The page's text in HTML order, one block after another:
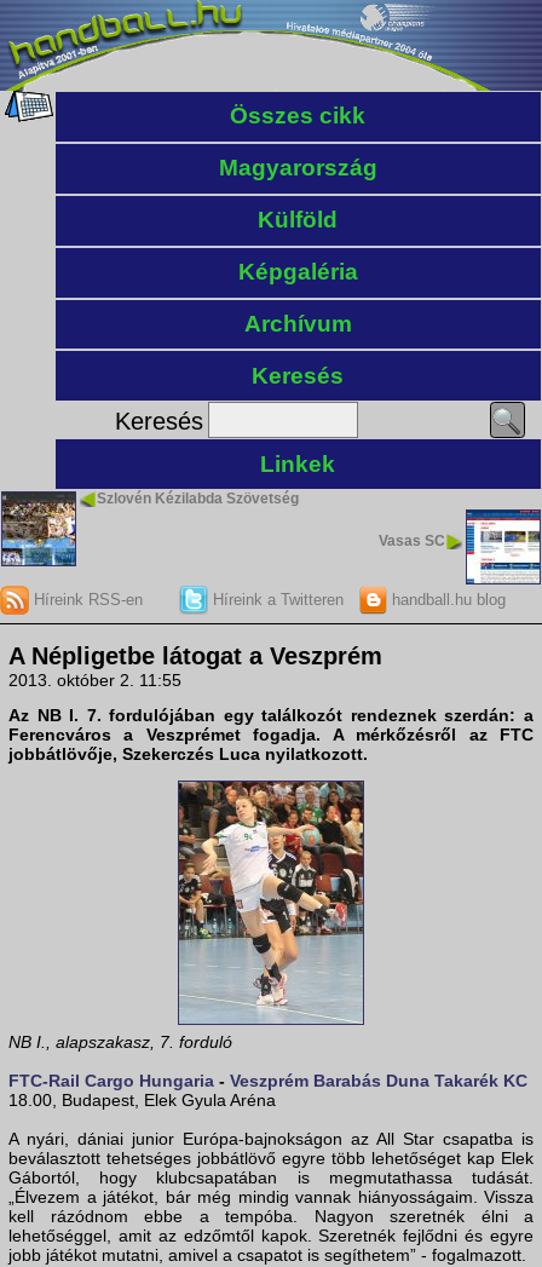
Összes cikk
Magyarország
Külföld
Képgaléria
Archívum
Keresés
Keresés
Linkek
Szlovén Kézilabda Szövetség
Vasas SC
Híreink RSS-en Híreink a Twitteren handball.hu blog
A Népligetbe látogat a Veszprém
2013. október 2. 11:55
Az NB I. 7. fordulójában egy találkozót rendeznek szerdán: a
Ferencváros a Veszprémet fogadja. A mérkőzésről az FTC
jobbátlövője, Szekerczés Luca nyilatkozott.
NB I., alapszakasz, 7. forduló
FTC-Rail Cargo Hungaria - Veszprém Barabás Duna Takarék KC
18.00, Budapest, Elek Gyula Aréna
A nyári, dániai junior Európa-bajnokságon az All Star csapatba is
beválasztott tehetséges jobbátlövő egyre több lehetőséget kap Elek
Gábortól, hogy klubcsapatában is megmutathassa tudását.
„Élvezem a játékot, bár még mindig vannak hiányosságaim. Vissza
kell rázódnom ebbe a tempóba. Nagyon szeretnék élni a
lehetőséggel, amit az edzőmtől kapok. Szeretnék fejlődni és egyre
jobb játékot mutatni, amivel a csapatot is segíthetem” - fogalmazott.